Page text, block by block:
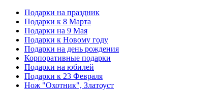
Подарки на праздник
Подарки к 8 Марта
Подарки на 9 Мая
Подарки к Новому году
Подарки на день рождения
Корпоративные подарки
Подарки на юбилей
Подарки к 23 Февраля
Нож "Охотник", Златоуст